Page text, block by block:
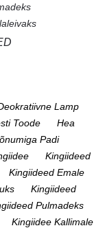
Lamp
Toode
Hea
Padi
Kingiideed
Kingiideed Emale
Kingiideed
Pulmadeks
Kingiidee Kallimale